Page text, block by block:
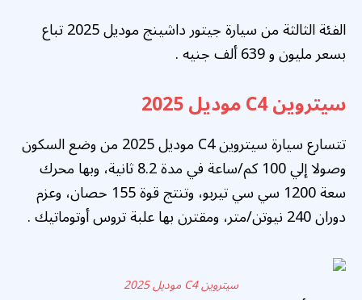
الفئة الثالثة من سيارة جيتور داشينج موديل 2025 تباع
بسعر مليون و 639 ألف جنيه .
سيتروين C4 موديل 2025
تتسارع سيارة سيتروين C4 موديل 2025 من وضع السكون
وصولا إلي 100 كم/ساعة في مدة 8.2 ثانية، وبها محرك
سعة 1200 سي سي تيربو، وتنتج قوة 155 حصان، وعزم
دوران 240 نيوتن/متر، ومقترن بها علبة تروس أوتوماتيك .
سيتروين C4 موديل 2025